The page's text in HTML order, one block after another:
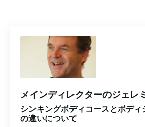
メインディレクターのジェレ
シンキングボディコースとボディ
の違いについて